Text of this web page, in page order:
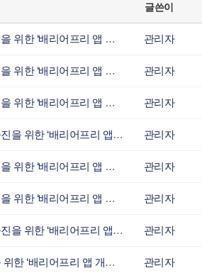
글쓴이
부천타임즈-현대오토에버, 취약계층 이동 및 생활 편의 증진을 위한 ‘배리어프리 앱 개발 콘 관리자
부천포커스-현대오토에버, 취약계층 이동 및 생활 편의 증진을 위한 ‘배리어프리 앱 개발 콘 관리자
불교공뉴스-현대오토에버, 취약계층 이동 및 생활 편의 증진을 위한 ‘배리어프리 앱 개발 콘 관리자
브레이크뉴스-현대오토에버, 취약계층 이동 및 생활 편의 증진을 위한 ‘배리어프리 앱 개발 관리자
사건의내막-현대오토에버, 취약계층 이동 및 생활 편의 증진을 위한 ‘배리어프리 앱 개발 콘 관리자
새백제일보-현대오토에버, 취약계층 이동 및 생활 편의 증진을 위한 ‘배리어프리 앱 개발 콘 관리자
서울복지신문-현대오토에버, 취약계층 이동 및 생활 편의 증진을 위한 ‘배리어프리 앱 개발 관리자
성광일보-현대오토에버, 취약계층 이동 및 생활 편의 증진을 위한 ‘배리어프리 앱 개발 콘테 관리자